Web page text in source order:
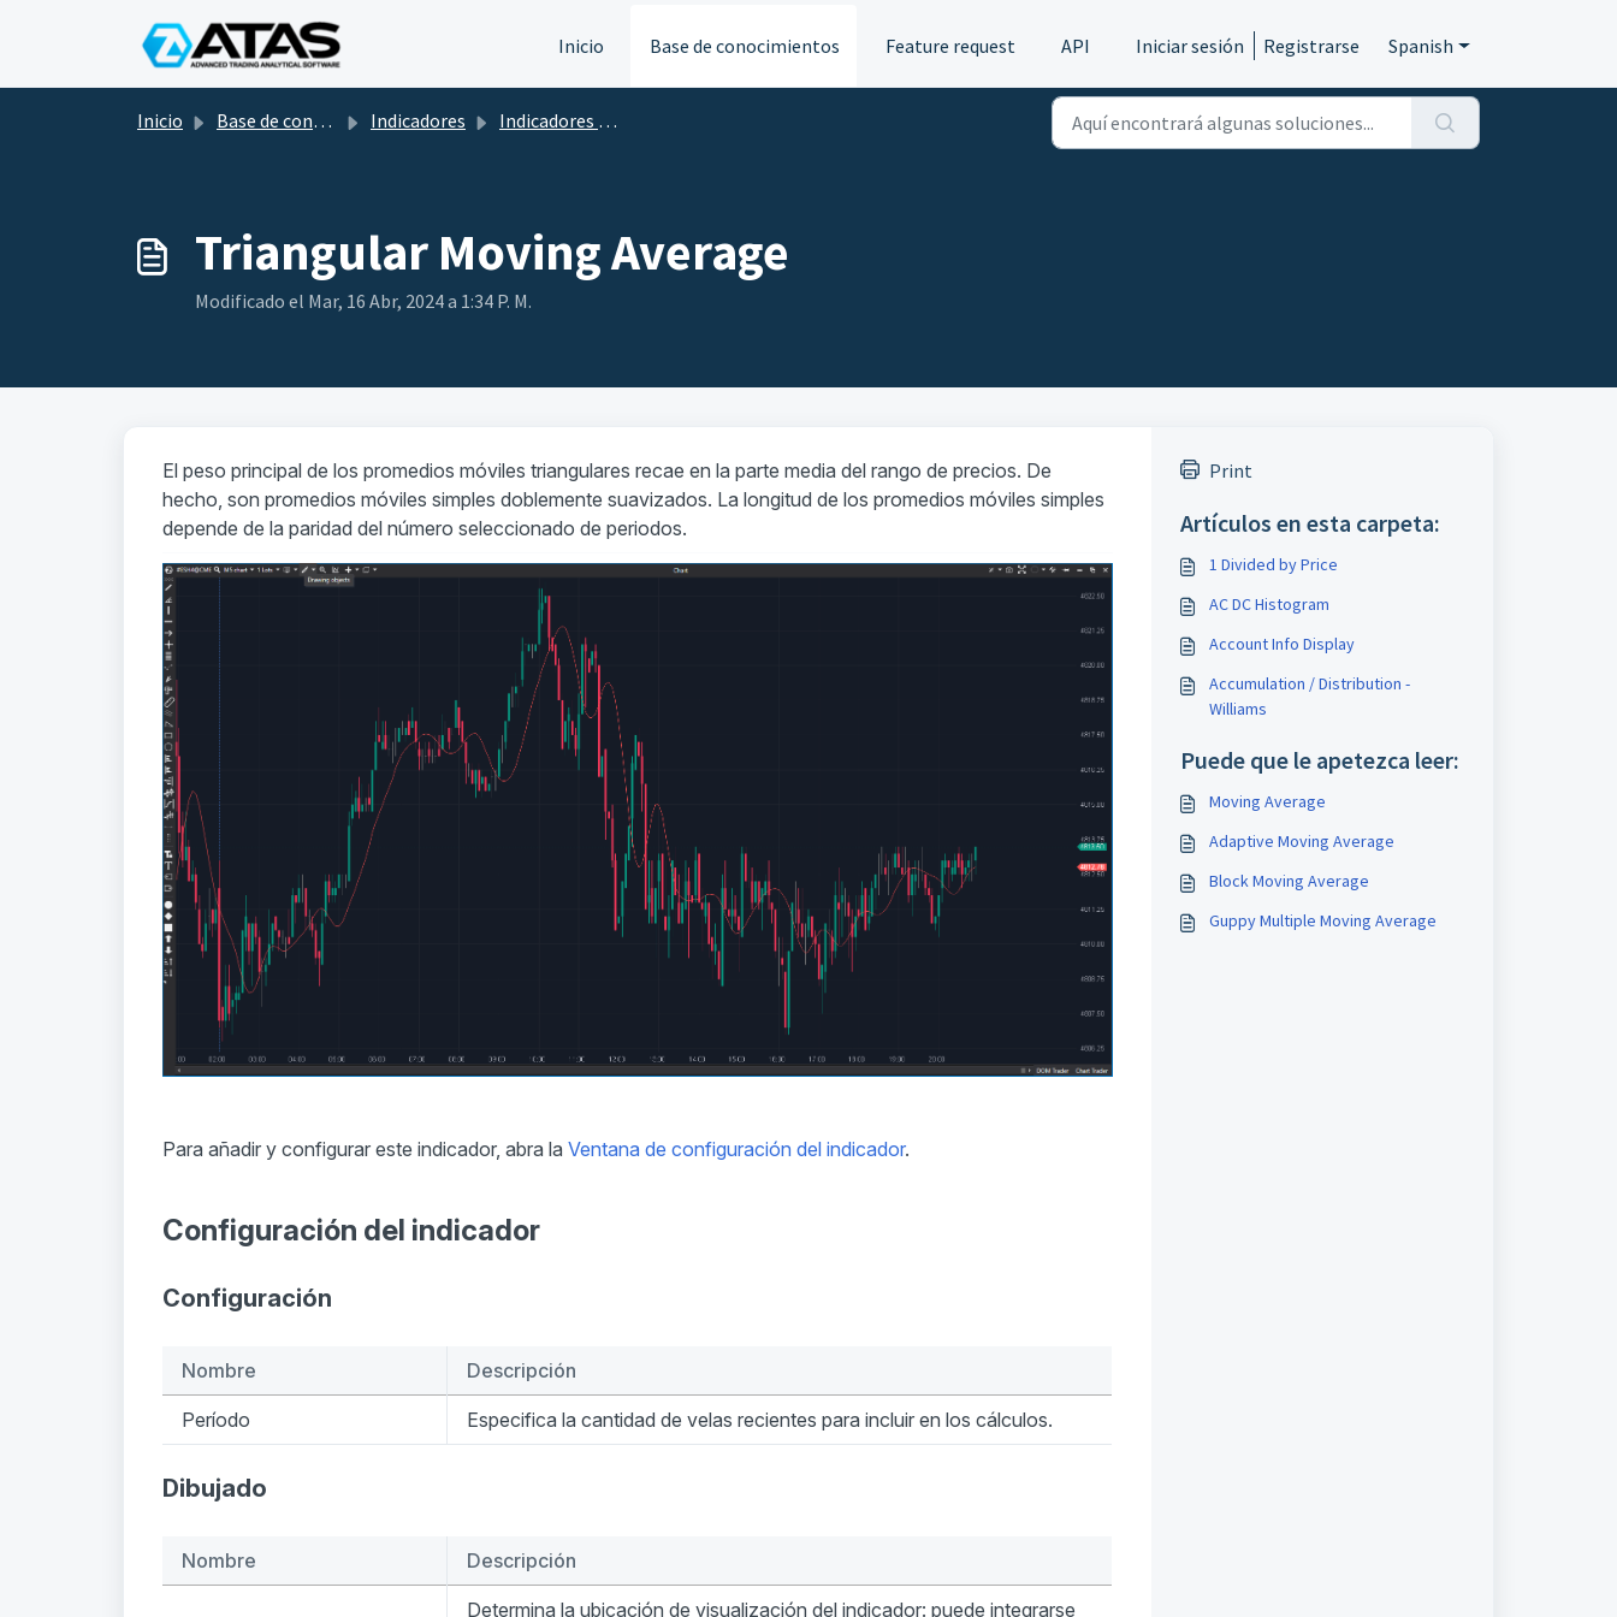
Inicio
Base de conocimientos Feature request API Iniciar sesión Registrarse Spanish
Inicio Base de conocimientos Indicadores Indicadores clásicos y técnicos
Triangular Moving Average
Modificado el Mar, 16 Abr, 2024 a 1:34 P. M.
El peso principal de los promedios móviles triangulares recae en la parte media del rango de precios. De
hecho, son promedios móviles simples doblemente suavizados. La longitud de los promedios móviles simples
depende de la paridad del número seleccionado de periodos.
Para añadir y configurar este indicador, abra la Ventana de configuración del indicador.
Configuración del indicador
Configuración
Nombre Descripción
Período Especifica la cantidad de velas recientes para incluir en los cálculos.
Dibujado
Nombre Descripción
Determina la ubicación de visualización del indicador: puede integrarse
Print
Artículos en esta carpeta:
1 Divided by Price
AC DC Histogram
Account Info Display
Accumulation / Distribution -
Williams
Puede que le apetezca leer:
Moving Average
Adaptive Moving Average
Block Moving Average
Guppy Multiple Moving Average